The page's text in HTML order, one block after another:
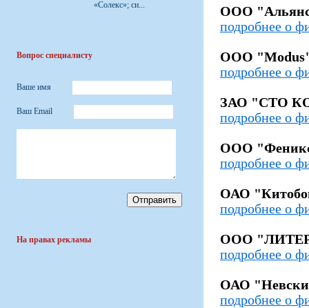
«Солекс»; си...
Вопрос специалисту
Ваше имя
Ваш Email
На правах рекламы
ООО
подробнее о
ООО
подробнее о
ЗАО "СТО
подробнее о
ООО
подробнее о
ОАО
подробнее о
ООО
подробнее о
ОАО
подробнее о